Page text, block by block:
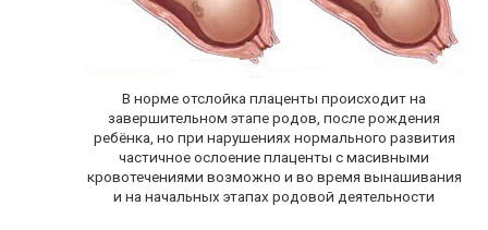
В норме отслойка плаценты происходит на
завершительном этапе родов, после рождения
ребёнка, но при нарушениях нормального развития
частичное ослоение плаценты с масивными
кровотечениями возможно и во время вынашивания
и на начальных этапах родовой деятельности